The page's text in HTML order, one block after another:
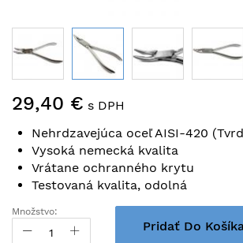
na
galérie
obrázkov
29,40 € s DPH
Nehrdzavejúca oceľ AISI-420
Vysoká nemecká kvalita
Vrátane ochranného krytu
Testovaná kvalita, odolná
Množstvo:
Pridať Do